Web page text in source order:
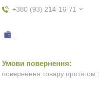
+380 (93) 214-16-71
повернення товару протягом